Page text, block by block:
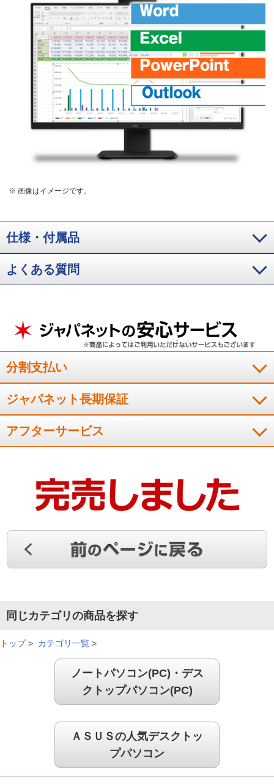
※ 画像はイメージです。
仕様・付属品
よくある質問
分割支払い
ジャパネット長期保証
アフターサービス
同じカテゴリの商品を探す
トップ> カテゴリ一覧 >
ノートパソコン(PC)・デス
クトップパソコン(PC)
ＡＳＵＳの人気デスクトッ
プパソコン